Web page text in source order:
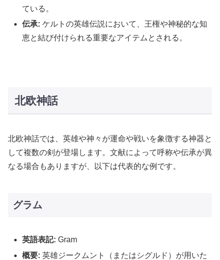
ている。
伝承: ケルトの英雄伝説において、王権や神秘的な知
恵と結び付けられる重要なアイテムとされる。
北欧神話
北欧神話では、英雄や神々が運命や戦いを象徴する神器と
して複数の剣が登場します。文献によって呼称や伝承が異
なる場合もありますが、以下は代表的な例です。
グラム
英語表記: Gram
概要: 英雄ジークムント（またはシグルド）が用いた